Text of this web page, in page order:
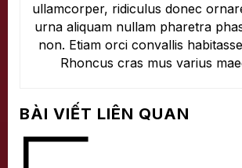
ullamcorper, ridiculus donec
urna aliquam nullam pharetra
non. Etiam orci convallis
Rhoncus cras mus varius
BÀI VIẾT LIÊN QUAN